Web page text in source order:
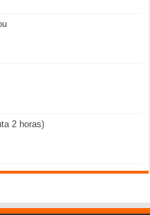
2 horas)